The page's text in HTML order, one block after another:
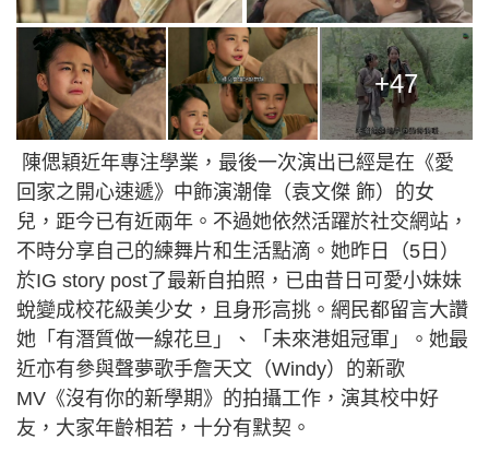
+47
陳偲穎近年專注學業，最後一次演出已經是在《愛
回家之開心速遞》中飾演潮偉（袁文傑 飾）的女
兒，距今已有近兩年。不過她依然活躍於社交網站，
不時分享自己的練舞片和生活點滴。她昨日（5日）
於IG story post了最新自拍照，已由昔日可愛小妹妹
蛻變成校花級美少女，且身形高挑。網民都留言大讚
她「有潛質做一線花旦」、「未來港姐冠軍」。她最
近亦有參與聲夢歌手詹天文（Windy）的新歌
MV《沒有你的新學期》的拍攝工作，演其校中好
友，大家年齡相若，十分有默契。